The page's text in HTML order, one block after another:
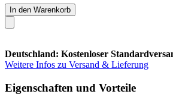
In den Warenkorb
Deutschland: Kostenloser
Weitere Infos zu Versand & Lieferung
Eigenschaften und Vorteile